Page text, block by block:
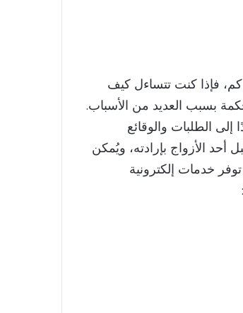
فإذا كنت تتساءل كيف
بسبب العديد من الأسباب.
إلى الطلبات والوقائع
الأزواج بإرادته، ويُمكن
خدمات إلكترونية